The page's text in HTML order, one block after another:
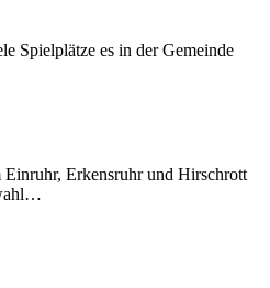
Spielplätze es in der Gemeinde
Einruhr, Erkensruhr und Hirschrott